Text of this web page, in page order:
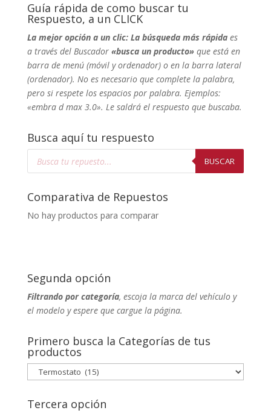
Guía rápida de como buscar tu
Respuesto, a un CLICK
La mejor opción a un clic: La búsqueda más rápida es
a través del Buscador«busca un producto»que está en
barra de menú (móvil y ordenador) o en la barra lateral
(ordenador). Noes necesario que complete la palabra,
pero si respete los espacios por palabra. Ejemplos:
«embra d max 3.0». Le saldrá el respuesto que buscaba.
Busca aquí tu respuesto
Búsqueda
BUSCAR
Comparativa de Repuestos
No hay productos para comparar
Segunda opción
Filtrando por categoría, escoja la marca del vehículo y
el modelo y espere que cargue la página.
Primero busca la Categorías de tus
productos
Tercera opción